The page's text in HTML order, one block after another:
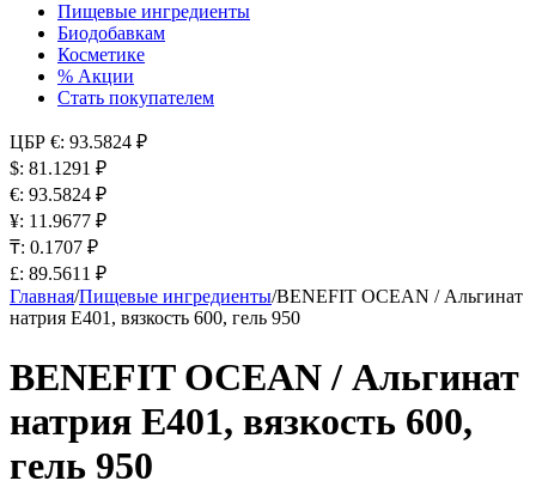
Пищевые ингредиенты
Биодобавкам
Косметике
% Акции
Стать покупателем
ЦБР €: 93.5824 ₽
$: 81.1291 ₽
€: 93.5824 ₽
¥: 11.9677 ₽
₸: 0.1707 ₽
£: 89.5611 ₽
Главная/Пищевые ингредиенты/BENEFIT OCEAN / Альгинат
натрия Е401, вязкость 600, гель 950
BENEFIT OCEAN / Альгинат
натрия Е401, вязкость 600,
гель 950